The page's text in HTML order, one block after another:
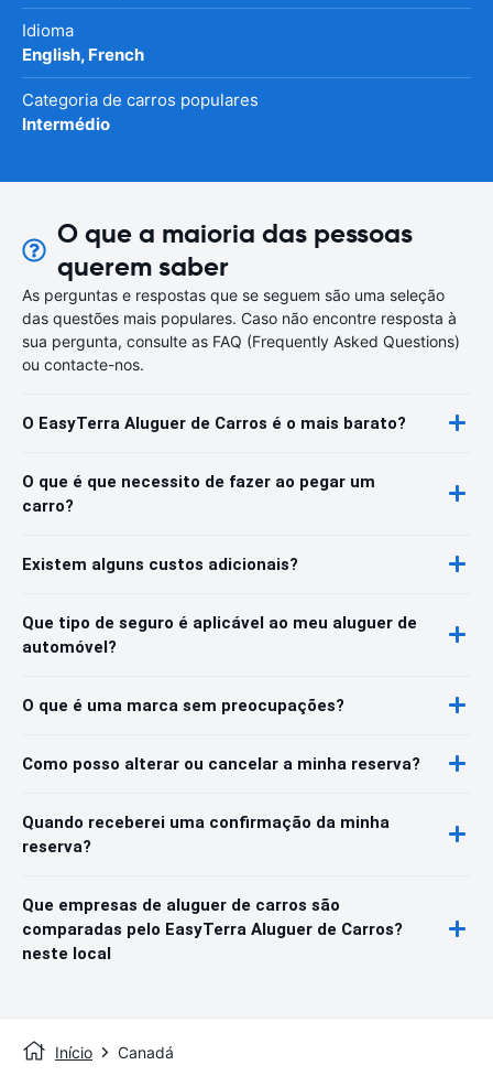
Idioma
English, French
Categoria de carros populares
Intermédio
O que a maioria das pessoas
querem saber
As perguntas e respostas que se seguem são uma seleção
das questões mais populares. Caso não encontre resposta à
sua pergunta, consulte as FAQ (Frequently Asked Questions)
ou contacte-nos.
O EasyTerra Aluguer de Carros é o mais barato?
O que é que necessito de fazer ao pegar um
carro?
Existem alguns custos adicionais?
Que tipo de seguro é aplicável ao meu aluguer de
automóvel?
O que é uma marca sem preocupações?
Como posso alterar ou cancelar a minha reserva?
Quando receberei uma confirmação da minha
reserva?
Que empresas de aluguer de carros são
comparadas pelo EasyTerra Aluguer de Carros?
neste local
Início Canadá